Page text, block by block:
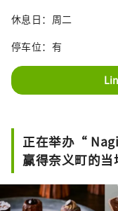
休息日：周二
停车位：有
正在举办“
赢得奈义町的当